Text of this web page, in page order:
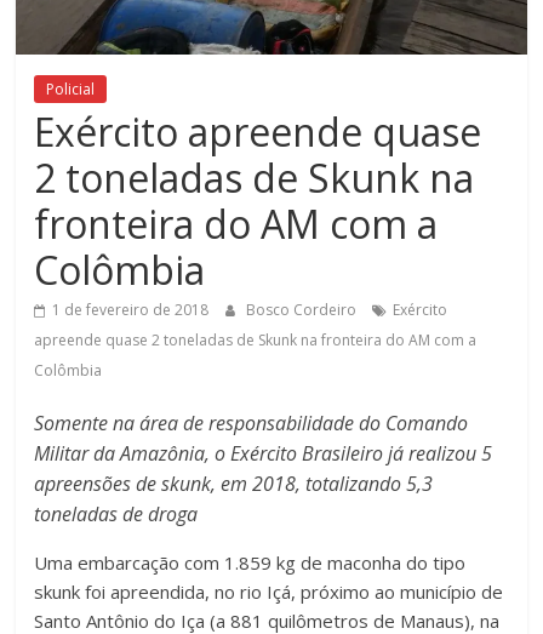
Figueiredo
Policial
Exército apreende quase
2 toneladas de Skunk na
fronteira do AM com a
Colômbia
1 de fevereiro de 2018 Bosco Cordeiro
Exército
apreende quase 2 toneladas de Skunk na fronteira do AM com a
Colômbia
Somente na área de responsabilidade do Comando
Militar da Amazônia, o Exército Brasileiro já realizou 5
apreensões de skunk, em 2018, totalizando 5,3
toneladas de droga
Uma embarcação com 1.859 kg de maconha do tipo
skunk foi apreendida, no rio Içá, próximo ao município de
Santo Antônio do Iça (a 881 quilômetros de Manaus), na